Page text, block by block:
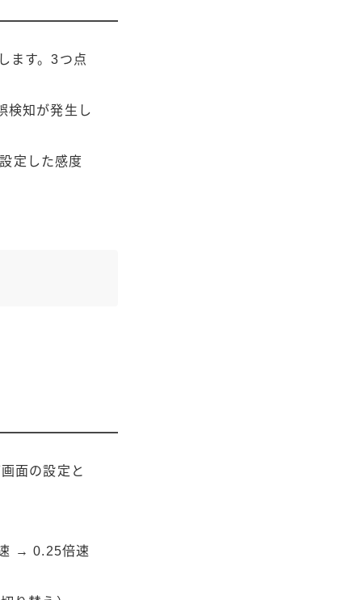
ます。3つ点
検知が発生し
定した感度
面の設定と
→ 0.25倍速